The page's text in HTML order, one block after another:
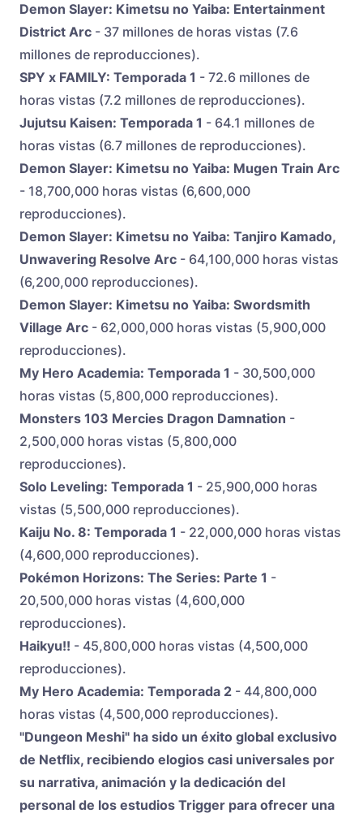
Demon Slayer: Kimetsu no Yaiba: Entertainment
District Arc - 37 millones de horas vistas (7.6
millones de reproducciones).
SPY x FAMILY: Temporada 1 - 72.6 millones de
horas vistas (7.2 millones de reproducciones).
Jujutsu Kaisen: Temporada 1 - 64.1 millones de
horas vistas (6.7 millones de reproducciones).
Demon Slayer: Kimetsu no Yaiba: Mugen Train Arc
- 18,700,000 horas vistas (6,600,000
reproducciones).
Demon Slayer: Kimetsu no Yaiba: Tanjiro Kamado,
Unwavering Resolve Arc - 64,100,000 horas vistas
(6,200,000 reproducciones).
Demon Slayer: Kimetsu no Yaiba: Swordsmith
Village Arc - 62,000,000 horas vistas (5,900,000
reproducciones).
My Hero Academia: Temporada 1 - 30,500,000
horas vistas (5,800,000 reproducciones).
Monsters 103 Mercies Dragon Damnation -
2,500,000 horas vistas (5,800,000
reproducciones).
Solo Leveling: Temporada 1 - 25,900,000 horas
vistas (5,500,000 reproducciones).
Kaiju No. 8: Temporada 1 - 22,000,000 horas vistas
(4,600,000 reproducciones).
Pokémon Horizons: The Series: Parte 1 -
20,500,000 horas vistas (4,600,000
reproducciones).
Haikyu!! - 45,800,000 horas vistas (4,500,000
reproducciones).
My Hero Academia: Temporada 2 - 44,800,000
horas vistas (4,500,000 reproducciones).
"Dungeon Meshi" ha sido un éxito global exclusivo
de Netflix, recibiendo elogios casi universales por
su narrativa, animación y la dedicación del
personal de los estudios Trigger para ofrecer una